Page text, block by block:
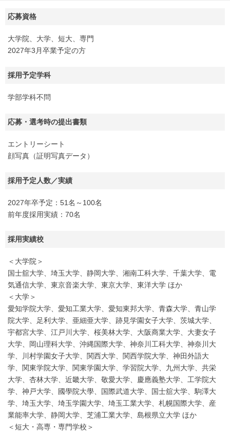
応募資格
大学院、大学、短大、専門
2027年3月卒業予定の方
採用予定学科
学部学科不問
応募・選考時の提出書類
エントリーシート
顔写真（証明写真データ）
採用予定人数／実績
2027年卒予定：51名～100名
前年度採用実績：70名
採用実績校
＜大学院＞
国士舘大学、埼玉大学、静岡大学、湘南工科大学、千葉大学、電
気通信大学、東京音楽大学、東京大学、東洋大学 ほか
＜大学＞
愛知学院大学、愛知工業大学、愛知東邦大学、青森大学、青山学
院大学、足利大学、亜細亜大学、跡見学園女子大学、茨城大学、
宇都宮大学、江戸川大学、桜美林大学、大阪商業大学、大妻女子
大学、岡山理科大学、沖縄国際大学、神奈川工科大学、神奈川大
学、川村学園女子大学、関西大学、関西学院大学、神田外語大
学、関東学院大学、関東学園大学、学習院大学、九州大学、共栄
大学、杏林大学、近畿大学、敬愛大学、慶應義塾大学、工学院大
学、神戸大学、國學院大學、国際武道大学、国士舘大学、駒澤大
学、埼玉大学、埼玉学園大学、埼玉工業大学、札幌国際大学、産
業能率大学、静岡大学、芝浦工業大学、島根県立大学 ほか
＜短大・高専・専門学校＞